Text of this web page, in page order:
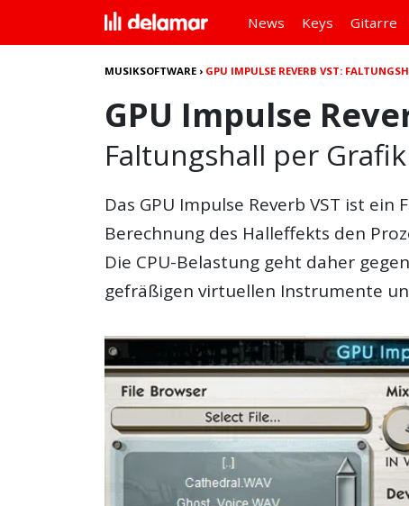
News Keys Gitarre
MUSIKSOFTWARE › GPU IMPULSE REVERB VST:
GPU Impulse
Faltungshall per
Das GPU Impulse Reverb VST ist ein
Berechnung des Halleffekts den
Die CPU-Belastung geht daher
gefräßigen virtuellen Instrumente